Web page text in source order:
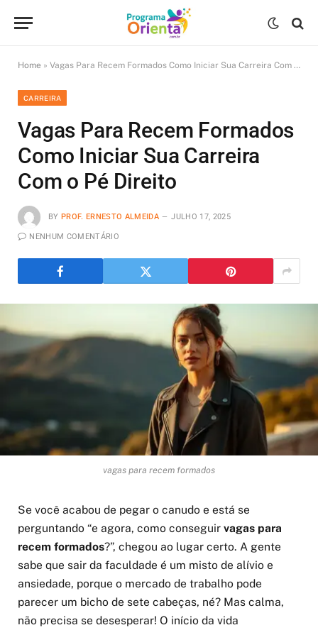
Home » Vagas Para Recem Formados Como Iniciar Sua Carreira Com o Pé Direito
CARREIRA
Vagas Para Recem Formados
Como Iniciar Sua Carreira
Com o Pé Direito
BY PROF. ERNESTO ALMEIDA JULHO 17, 2025
NENHUM COMENTÁRIO
vagas para recem formados
Se você acabou de pegar o canudo e está se
perguntando “e agora, como conseguir vagas para
recem formados?”, chegou ao lugar certo. A gente
sabe que sair da faculdade é um misto de alívio e
ansiedade, porque o mercado de trabalho pode
parecer um bicho de sete cabeças, né? Mas calma,
não precisa se desesperar! O início da vida